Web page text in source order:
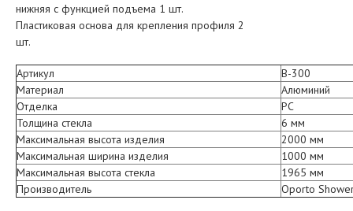
нижняя с функцией подъема 1 шт.
Пластиковая основа для крепления профиля 2
шт.
Артикул
B-300
Материал
Алюминий
Отделка
PС
Толщина стекла
6 мм
Максимальная высота изделия
2000 мм
Максимальная ширина изделия
1000 мм
Максимальная высота стекла
1965 мм
Производитель
Oporto